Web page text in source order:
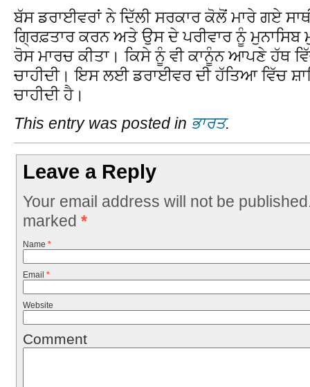
ਬੱਸ ਡਰਾਈਵਰਾਂ ਨੇ ਦਿੱਲੀ ਸਰਕਾਰ ਕੋਲੋਂ ਮਾਰੇ ਗਏ
ਗ੍ਰਿਫ਼ਤਾਰ ਕਰਨ ਅਤੇ ਉਸ ਦੇ ਪਰੀਵਾਰ ਨੂੰ
ਰੋਸ ਮਾਰਚ ਕੀਤਾ। ਕਿਸੇ ਨੂੰ ਵੀ ਕਾਨੂੰਨ ਆਪਣੇ ਹੱਥ
ਚਾਹੀਦੀ। ਇਸ ਲਈ ਡਰਾਈਵਰ ਦੀ ਹੱਤਿਆ ਵਿੱਚ
ਚਾਹੀਦੀ ਹੈ।
This entry was posted in ਭਾਰਤ.
Leave a Reply
Your email address will not be
marked *
Name *
Email *
Website
Comment